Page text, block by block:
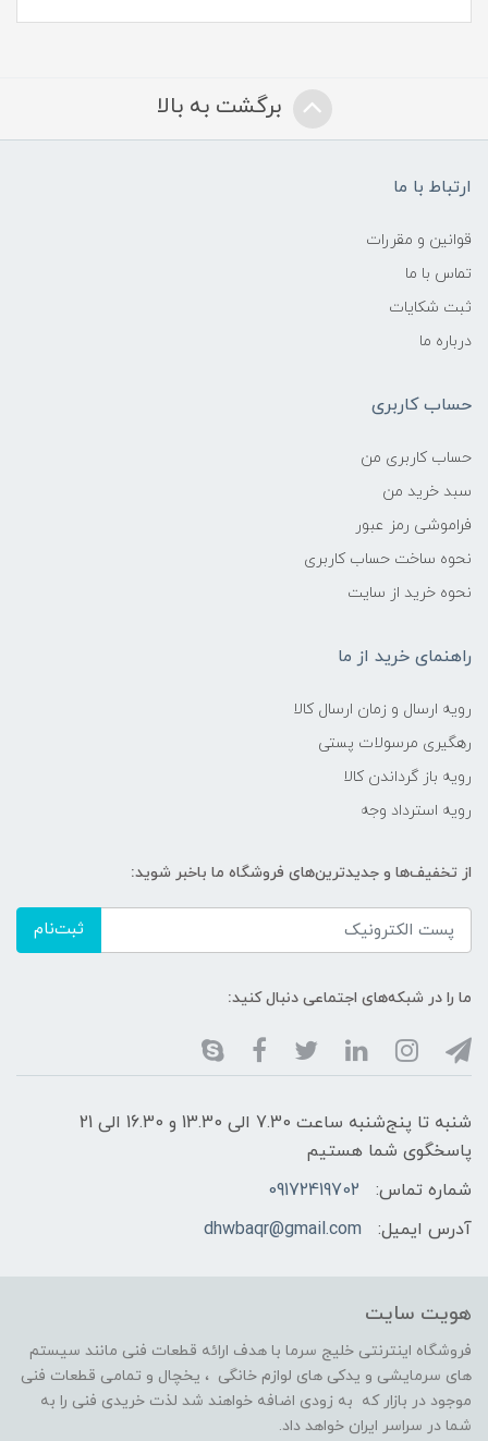
برگشت به بالا
ارتباط با ما
قوانین و مقررات
تماس با ما
ثبت شکایات
درباره ما
حساب کاربری
حساب کاربری من
سبد خرید من
فراموشی رمز عبور
نحوه ساخت حساب کاربری
نحوه خرید از سایت
راهنمای خرید از ما
رویه ارسال و زمان ارسال کالا
رهگیری مرسولات پستی
رویه باز گرداندن کالا
رویه استرداد وجه
از تخفیف‌ها و جدیدترین‌های فروشگاه ما باخبر شوید:
ثبت‌نام
ما را در شبکه‌های اجتماعی دنبال کنید:
شنبه تا پنج‌شنبه ساعت 7.30 الی 13.30 و 16.30 الی 21
پاسخگوی شما هستیم
شماره تماس:
09172419702
آدرس ایمیل:
dhwbaqr@gmail.com
هویت سایت
فروشگاه اینترنتی خلیج سرما با هدف ارائه قطعات فنی مانند سیستم
های سرمایشی و یدکی های لوازم خانگی ، یخچال و تمامی قطعات فنی
موجود در بازار که به زودی اضافه خواهند شد لذت خریدی فنی را به
شما در سراسر ایران خواهد داد.